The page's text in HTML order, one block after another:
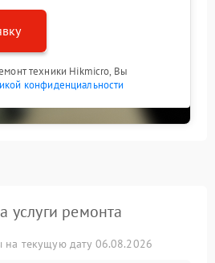
техники Hikmicro, Вы
конфиденциальности
услуги ремонта
на текущую дату 06.08.2026